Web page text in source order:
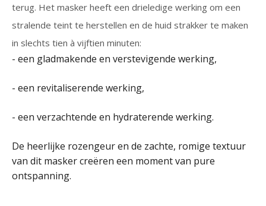
terug. Het masker heeft een drieledige werking om een
stralende teint te herstellen en de huid strakker te maken
in slechts tien à vijftien minuten:
- een gladmakende en verstevigende werking,
- een revitaliserende werking,
- een verzachtende en hydraterende werking.
De heerlijke rozengeur en de zachte, romige textuur
van dit masker creëren een moment van pure
ontspanning.